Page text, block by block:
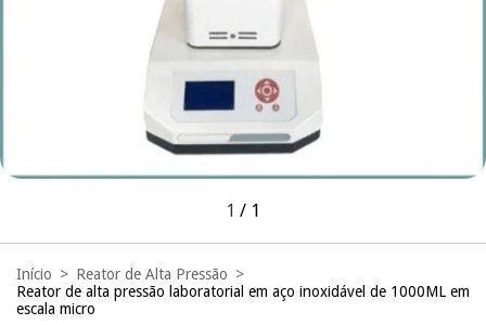
1 / 1
Início > Reator de Alta Pressão >
Reator de alta pressão laboratorial em aço inoxidável de 1000ML em
escala micro